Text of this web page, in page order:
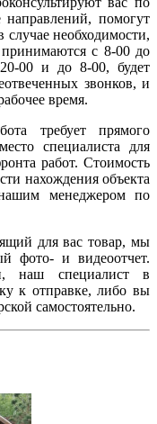
помогут
необходимости,
с 8-00 до
00 и до 8-00, будет
звонков, и
время.
требует прямого
специалиста для
работ. Стоимость
нахождения объекта
менеджером по
для вас товар, мы
фото- и видеоотчет.
наш специалист в
к отправке, либо вы
самостоятельно.